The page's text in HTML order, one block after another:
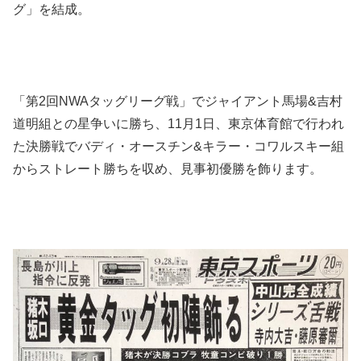
グ」を結成。
「第2回NWAタッグリーグ戦」でジャイアント馬場&吉村
道明組との星争いに勝ち、11月1日、東京体育館で行われ
た決勝戦でバディ・オースチン&キラー・コワルスキー組
からストレート勝ちを収め、見事初優勝を飾ります。